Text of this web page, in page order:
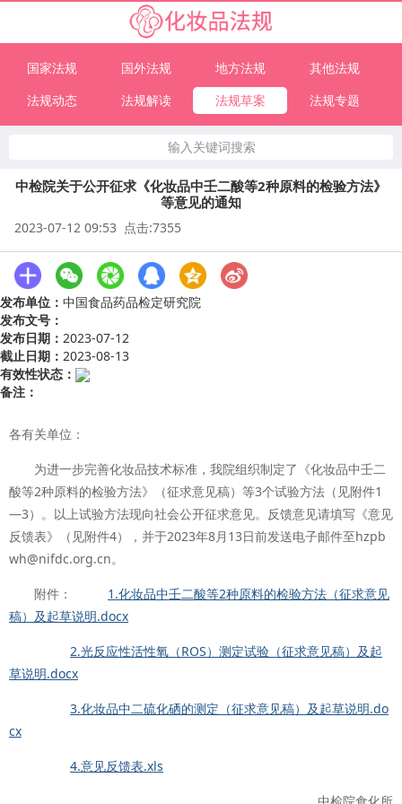
国家法规 国外法规 地方法规
其他法规
法规动态
法规解读 法规草案 法规专题
输入关键词搜索
中检院关于公开征求《化妆品中壬二酸等2种原料的检验方法》
等意见的通知
2023-07-12 09:53 点击:7355
发布单位： 中国食品药品检定研究院
发布文号：
发布日期： 2023-07-12
截止日期： 2023-08-13
有效性状态：
备注：
各有关单位：
为进一步完善化妆品技术标准，我院组织制定了《化妆品中壬二
酸等2种原料的检验方法》（征求意见稿）等3个试验方法（见附件1
—3）。以上试验方法现向社会公开征求意见。反馈意见请填写《意见
反馈表》（见附件4），并于2023年8月13日前发送电子邮件至hzpb
wh@nifdc.org.cn。
附件：
1.化妆品中壬二酸等2种原料的检验方法（征求意见
稿）及起草说明.docx
2.光反应性活性氧（ROS）测定试验（征求意见稿）及起
草说明.docx
3.化妆品中二硫化硒的测定（征求意见稿）及起草说明.do
cx
4.意见反馈表.xls